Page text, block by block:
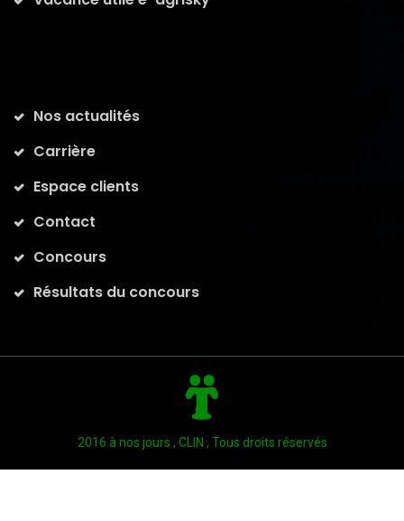
Nos actualités
Carrière
Espace clients
Contact
Concours
Résultats du concours
2016 à nos jours , CLIN , Tous droits réservés